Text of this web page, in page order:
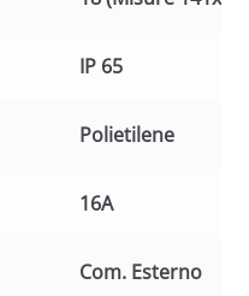
IP 65
Polietilene
16A
Com. Esterno